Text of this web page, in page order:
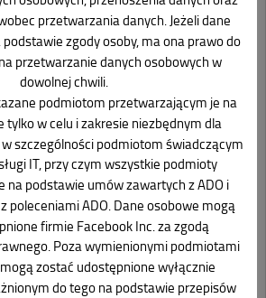
przetwarzania danych. Jeżeli dane
zgody osoby, ma ona prawo do
przetwarzanie danych osobowych w
dowolnej chwili.
podmiotom przetwarzającym je na
tylko w celu i zakresie niezbędnym dla
szczególności podmiotom świadczącym
IT, przy czym wszystkie podmioty
na podstawie umów zawartych z ADO i
poleceniami ADO. Dane osobowe mogą
firmie Facebook Inc. za zgodą
Poza wymienionymi podmiotami
zostać udostępnione wyłącznie
do tego na podstawie przepisów